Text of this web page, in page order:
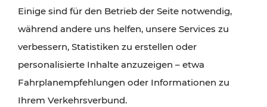
Attraktionen sind mit den Ticket- und Fahrplan-
Angeboten des VOR gut und schnell erreichbar.
Einige sind für den Betrieb der Seite notwendig,
während andere uns helfen, unsere Services zu
verbessern, Statistiken zu erstellen oder
personalisierte Inhalte anzuzeigen – etwa
Fahrplanempfehlungen oder Informationen zu
Ihrem Verkehrsverbund.